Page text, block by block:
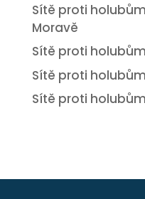
Sítě proti
Moravě
Sítě proti
Sítě proti
Sítě proti